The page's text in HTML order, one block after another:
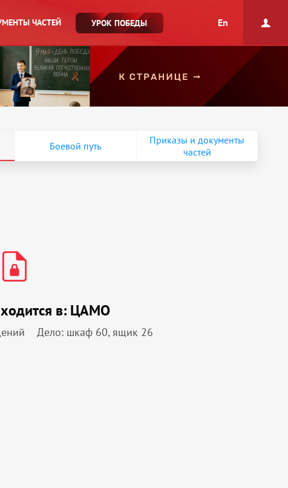
ЧАСТЕЙ УРОК ПОБЕДЫ En
Боевой путь
Приказы и документы
частей
в: ЦАМО
Дело: шкаф 60, ящик 26